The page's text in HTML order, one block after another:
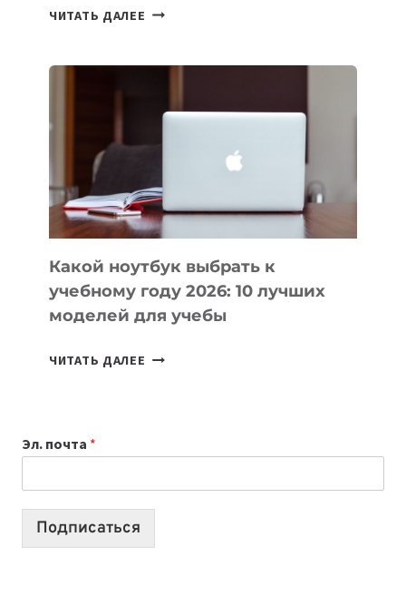
ЧИТАТЬ ДАЛЕЕ 7
ПОМОГАЮТ
СОЗДАВАТЬ
БЕЗ
СЛОЖНОГО
КОДА
Какой ноутбук выбрать к
учебному году 2026: 10 лучших
моделей для учебы
ЧИТАТЬ ДАЛЕЕ КАКОЙ
2026:
10
Эл. почта *
Подписаться